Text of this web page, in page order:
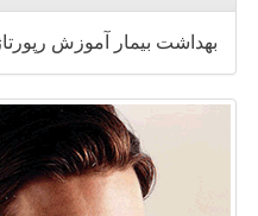
بهداشت بیمار آموزش